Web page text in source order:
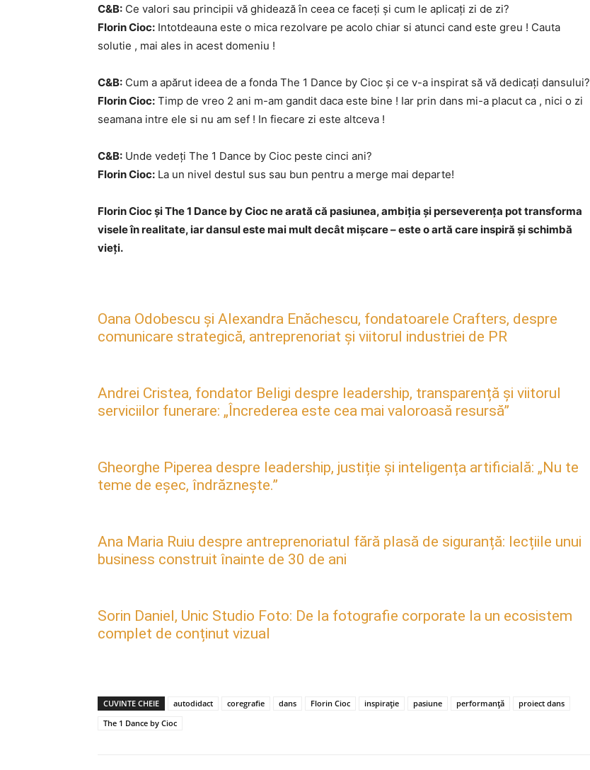
C&B: Ce valori sau principii vă ghidează în ceea ce faceți și cum le aplicați zi de zi?
Florin Cioc: Intotdeauna este o mica rezolvare pe acolo chiar si atunci cand este greu ! Cauta
solutie , mai ales in acest domeniu !
C&B: Cum a apărut ideea de a fonda The 1 Dance by Cioc și ce v-a inspirat să vă dedicați dansului?
Florin Cioc: Timp de vreo 2 ani m-am gandit daca este bine ! Iar prin dans mi-a placut ca , nici o zi
seamana intre ele si nu am sef ! In fiecare zi este altceva !
C&B: Unde vedeți The 1 Dance by Cioc peste cinci ani?
Florin Cioc: La un nivel destul sus sau bun pentru a merge mai departe!
Florin Cioc și The 1 Dance by Cioc ne arată că pasiunea, ambiția și perseverența pot transforma
visele în realitate, iar dansul este mai mult decât mișcare – este o artă care inspiră și schimbă
vieți.
Oana Odobescu și Alexandra Enăchescu, fondatoarele Crafters, despre
comunicare strategică, antreprenoriat și viitorul industriei de PR
Andrei Cristea, fondator Beligi despre leadership, transparență și viitorul
serviciilor funerare: „Încrederea este cea mai valoroasă resursă”
Gheorghe Piperea despre leadership, justiție și inteligența artificială: „Nu te
teme de eșec, îndrăznește.”
Ana Maria Ruiu despre antreprenoriatul fără plasă de siguranță: lecțiile unui
business construit înainte de 30 de ani
Sorin Daniel, Unic Studio Foto: De la fotografie corporate la un ecosistem
complet de conținut vizual
CUVINTE CHEIE autodidact coregrafie dans Florin Cioc inspirație pasiune performanță
proiect dans
The 1 Dance by Cioc